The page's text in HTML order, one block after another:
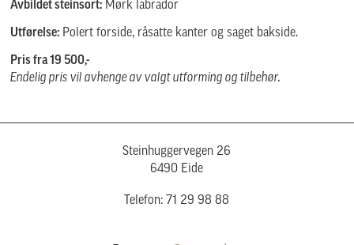
Avbildet steinsort: Mørk labrador
Utførelse: Polert forside, råsatte kanter og saget bakside.
Pris fra 19 500,-
Endelig pris vil avhenge av valgt utforming og tilbehør.
Steinhuggervegen 26
6490 Eide
Telefon: 71 29 98 88